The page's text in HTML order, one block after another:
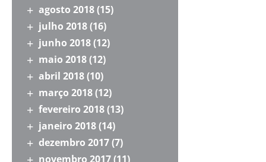
agosto 2018(15)
julho 2018(16)
junho 2018(12)
maio 2018(12)
abril 2018(10)
março 2018(12)
fevereiro 2018(13)
janeiro 2018(14)
dezembro 2017(7)
novembro 2017(11)